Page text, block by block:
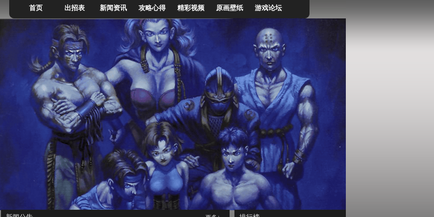
首页 出招表 新闻资讯 攻略心得 精彩视频 原画壁纸 游戏论坛